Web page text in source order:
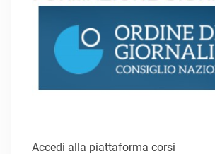
Accedi alla piattaforma corsi